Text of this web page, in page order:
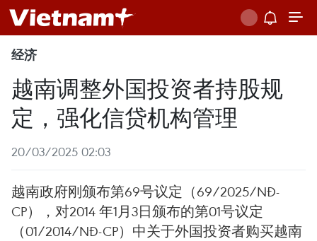
经济
越南调整外国投资者持股规
定，强化信贷机构管理
20/03/2025 02:03
越南政府刚颁布第69号议定（69/2025/NĐ-
CP），对2014 年1月3日颁布的第01号议定
（01/2014/NĐ-CP）中关于外国投资者购买越南